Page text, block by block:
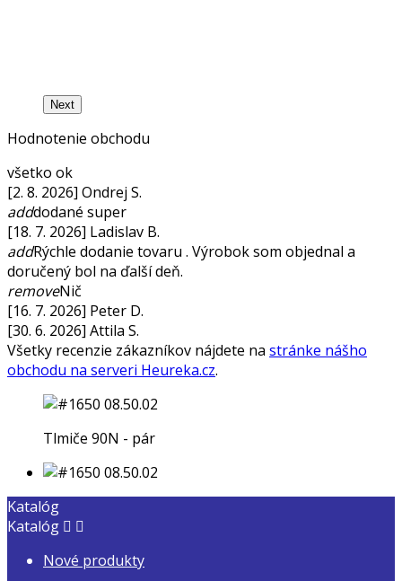
Next
Hodnotenie obchodu
všetko ok
[2. 8. 2026] Ondrej S.
adddodané super
[18. 7. 2026] Ladislav B.
addRýchle dodanie tovaru . Výrobok som objednal a
doručený bol na ďalší deň.
removeNič
[16. 7. 2026] Peter D.
[30. 6. 2026] Attila S.
Všetky recenzie zákazníkov nájdete na stránke nášho
obchodu na serveri Heureka.cz.
Tlmiče 90N - pár
Katalóg
Katalóg  
Nové produkty